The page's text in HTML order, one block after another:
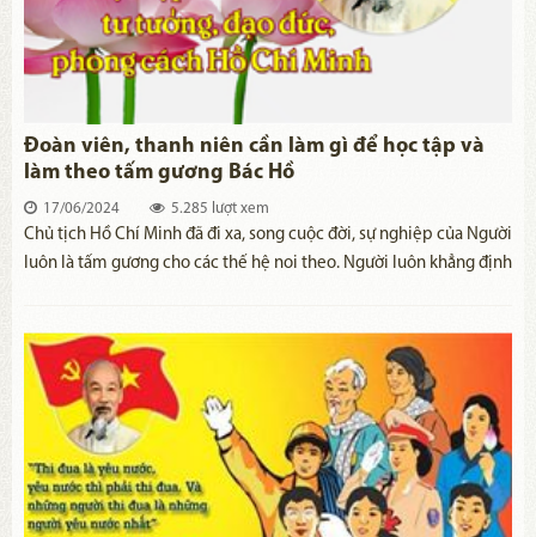
Đoàn viên, thanh niên cần làm gì để học tập và
làm theo tấm gương Bác Hồ
17/06/2024 5.285 lượt xem
​Chủ tịch Hồ Chí Minh đã đi xa, song cuộc đời, sự nghiệp của Người
luôn là tấm gương cho các thế hệ noi theo. Người luôn khẳng định
với mỗi người. Người không chỉ nêu ra, yêu cầu mỗi người phải
rèn luyện đạo đức cách mạng, mà suốt cuộc đời Chủ tịch Hồ Chí
Minh là tấm gương đạo đức mà “giàu sang không thể quyến rũ,
nghèo khó không thể chuyển lay, uy vũ không thể khuất phục”.